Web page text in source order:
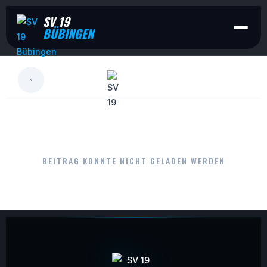
SV 19
BÜBINGEN
BEITRAG KONNTE NICHT GELADEN WERDEN